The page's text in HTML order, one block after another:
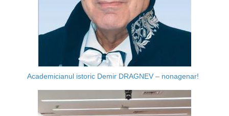
Academicianul istoric Demir DRAGNEV – nonagenar!